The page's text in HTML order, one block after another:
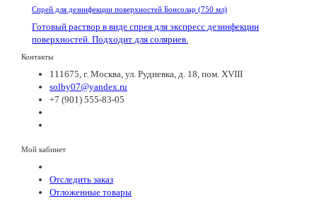
Спрей для дезинфекции поверхностей Бонсолар (750 мл)
Готовый раствор в виде спрея для экспресс дезинфекции
поверхностей. Подходит для соляриев.
Контакты
111675, г. Москва, ул. Рудневка, д. 18, пом. XVIII
solby07@yandex.ru
+7 (901) 555-83-05
Мой кабинет
Отследить заказ
Отложенные товары